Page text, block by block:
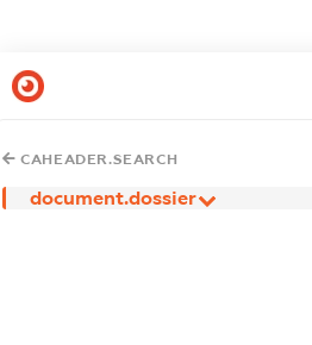
CAHEADER.SEARCH
document.dossier